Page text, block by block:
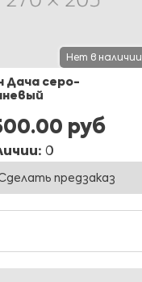
Нет в наличии
Дача серо-
руб
0
предзаказ